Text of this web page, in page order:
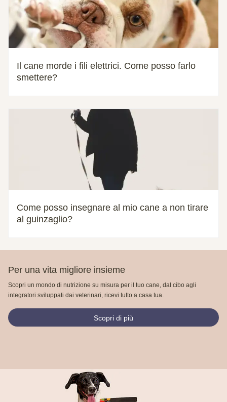
Il cane morde i fili elettrici. Come posso farlo
smettere?
Come posso insegnare al mio cane a non tirare
al guinzaglio?
Per una vita migliore insieme
Scopri un mondo di nutrizione su misura per il tuo cane, dal cibo agli
integratori sviluppati dai veterinari, ricevi tutto a casa tua.
Scopri di più